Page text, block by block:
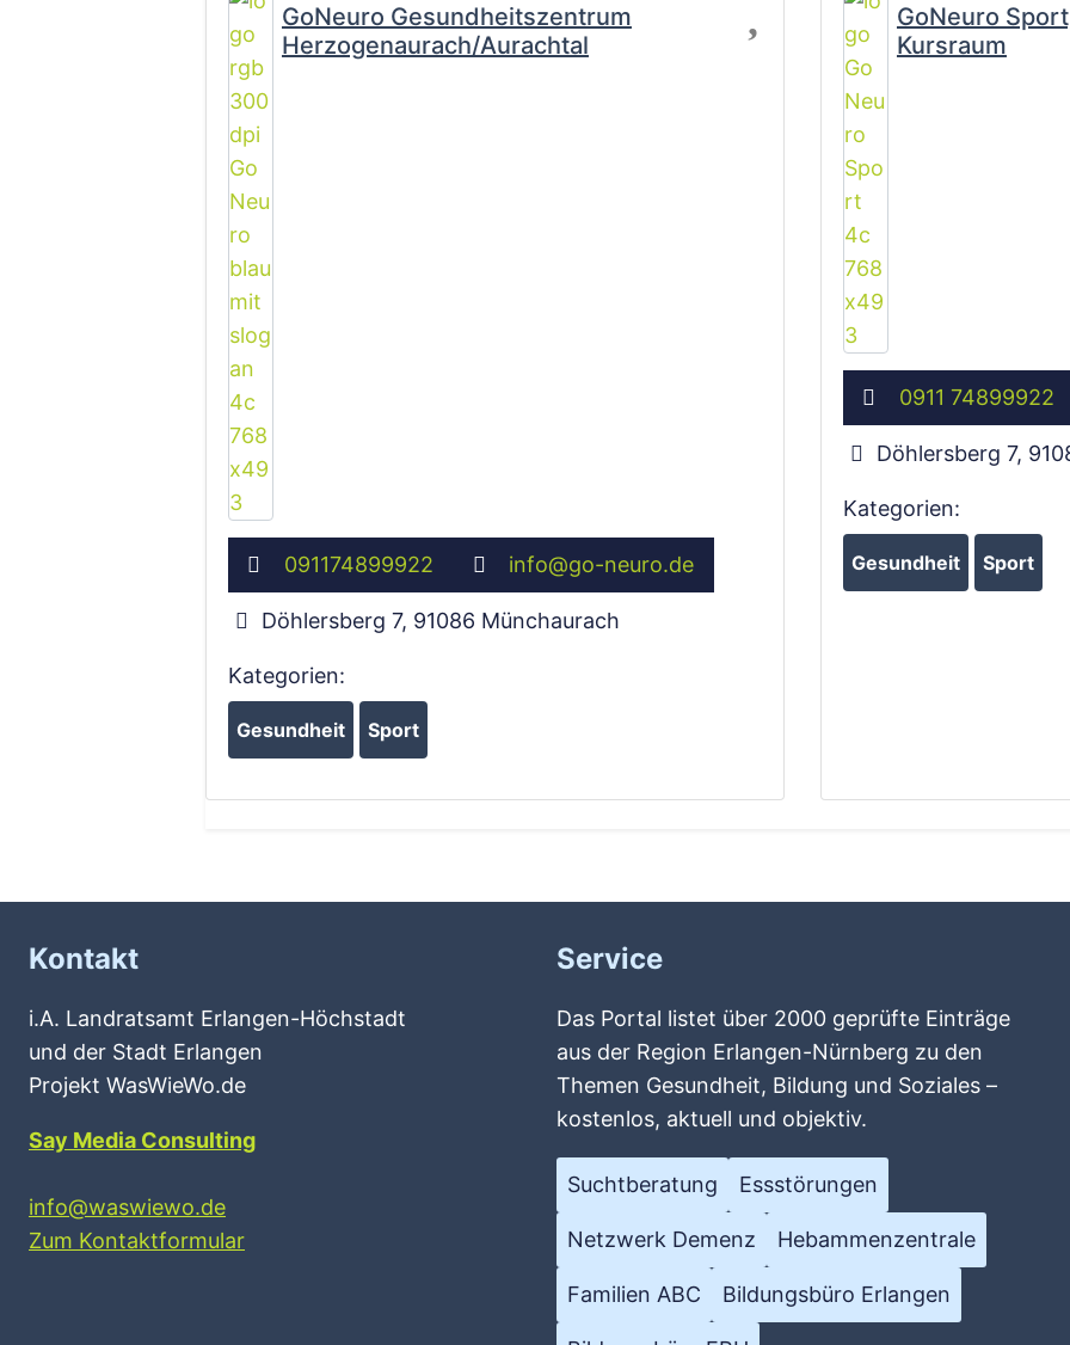
GoNeuro Gesundheitszentrum
Herzogenaurach/Aurachtal
091174899922 info@go-neuro.de
Döhlersberg 7, 91086 Münchaurach
Kategorien:
Gesundheit Sport
GoNeuro
Kursraum
0911 74899922
Döhlersberg 7,
Kategorien:
Gesundheit Sport
Kontakt
i.A. Landratsamt Erlangen-Höchstadt
und der Stadt Erlangen
Projekt WasWieWo.de
Say Media Consulting
info@waswiewo.de
Zum Kontaktformular
Service
Das Portal listet über 2000 geprüfte Einträge
aus der Region Erlangen-Nürnberg zu den
Themen Gesundheit, Bildung und Soziales –
kostenlos, aktuell und objektiv.
Suchtberatung Essstörungen
Netzwerk Demenz Hebammenzentrale
Familien ABC Bildungsbüro Erlangen